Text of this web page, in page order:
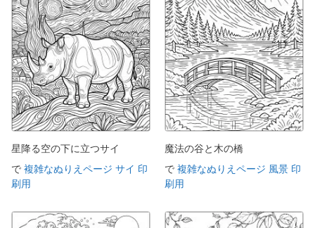
星降る空の下に立つサイ
で 複雑なぬりえページ サイ 印
刷用
魔法の谷と木の橋
で 複雑なぬりえページ 風景 印
刷用